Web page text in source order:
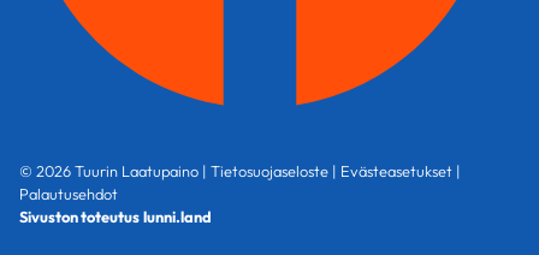
© 2026 Tuurin Laatupaino | Tietosuojaseloste | Evästeasetukset |
Palautusehdot
Sivuston toteutuslunni.land